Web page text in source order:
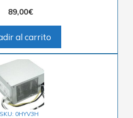
89,00€
al carrito
SKU: 0HYV3H